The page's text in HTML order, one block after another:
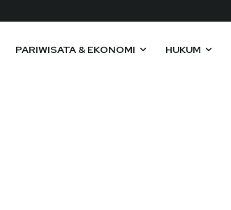
PARIWISATA & EKONOMI HUKUM